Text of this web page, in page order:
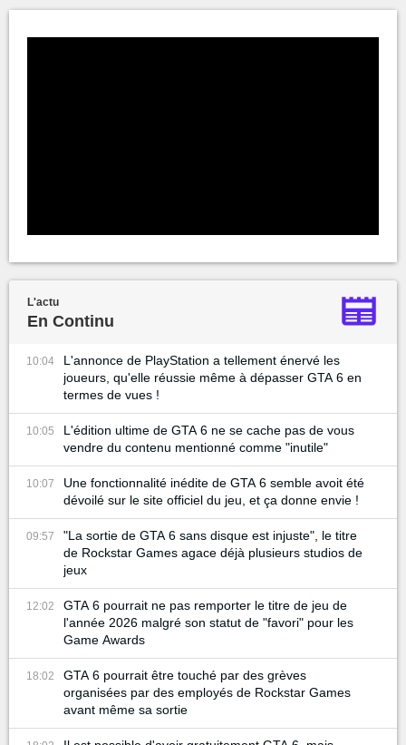
L'actu
En Continu
10:04
L'annonce de PlayStation a tellement énervé les
joueurs, qu'elle réussie même à dépasser GTA 6 en
termes de vues !
10:05
L'édition ultime de GTA 6 ne se cache pas de vous
vendre du contenu mentionné comme "inutile"
10:07
Une fonctionnalité inédite de GTA 6 semble avoit été
dévoilé sur le site officiel du jeu, et ça donne envie !
09:57
"La sortie de GTA 6 sans disque est injuste", le titre
de Rockstar Games agace déjà plusieurs studios de
jeux
12:02
GTA 6 pourrait ne pas remporter le titre de jeu de
l'année 2026 malgré son statut de "favori" pour les
Game Awards
18:02
GTA 6 pourrait être touché par des grèves
organisées par des employés de Rockstar Games
avant même sa sortie